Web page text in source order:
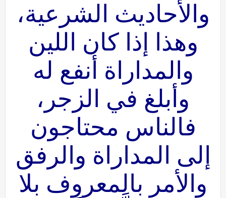
والأحاديث الشرعية،
وهذا إذا كان اللين
والمداراة أنفع له
وأبلغ في الزجر،
فالناس محتاجون
إلى المداراة والرفق
والأمر بالمعروف بلا